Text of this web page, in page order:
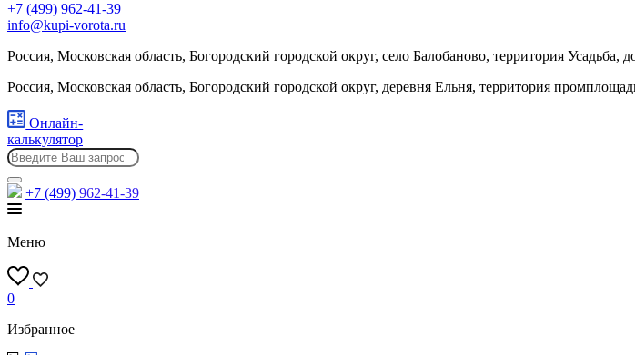
+7 (499) 962-41-39
info@kupi-vorota.ru
Россия, Московская область, Богородский городской округ, село Балобаново, территория Усадьба,
Россия, Московская область, Богородский городской округ, деревня Ельня, территория
Онлайн-
калькулятор
+7 (499) 962-41-39
Меню
0
Избранное